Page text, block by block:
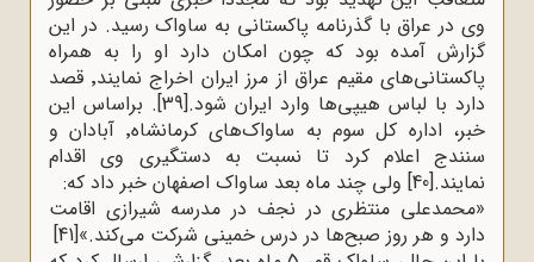
وی در عراق با گذرنامه پاکستانی به ساواک رسید. در این
گزارش آمده بود که چون امکان دارد او را به همراه
پاکستانی‌های مقیم عراق از مرز ایران اخراج نمایند٬ قصد
دارد با لباس هیپی‌ها وارد ایران شود.
.[39] براساس این
خبر، اداره کل سوم به ساواک‌های کرمانشاه٬ آبادان و
سنندج اعلام کرد تا نسبت به دستگیری وی اقدام
نمایند.[40] ولی چند ماه بعد ساواک اصفهان خبر داد که:
»محمدعلی منتظری در نجف در مدرسه شیرازی اقامت
دارد و هر روز صبح‌ها در درس خمینی شرکت می‌کند.»[41]